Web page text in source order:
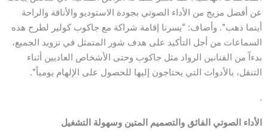
عن أفضل مزيج من الأداء الصوتي بجودة الاستوديو والأناقة والراحة
أينما ذهب”. وأضاف: “يسرنا إقامة شراكة مع جاكوب كولير لطرح هذه
السماعات من أجل التأكيد على هدف شور المتمثل في تزويد الجميع،
بدءاً من الفنانين الرواد مثل جاكوب وحتى الأشخاص العاديين أثناء
التنقل، بالأدوات التي يحتاجون إليها للحصول على الإلهام يومياً”.
الأداء الصوتي الفائق والتصميم المتين وسهولة التشغيل